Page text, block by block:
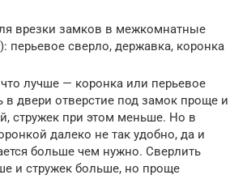
врезки замков в межкомнатные
перьевое сверло, державка, коронка
лучше — коронка или перьевое
в двери отверстие под замок проще и
стружек при этом меньше. Но в
далеко не так удобно, да и
больше чем нужно. Сверлить
и стружек больше, но проще